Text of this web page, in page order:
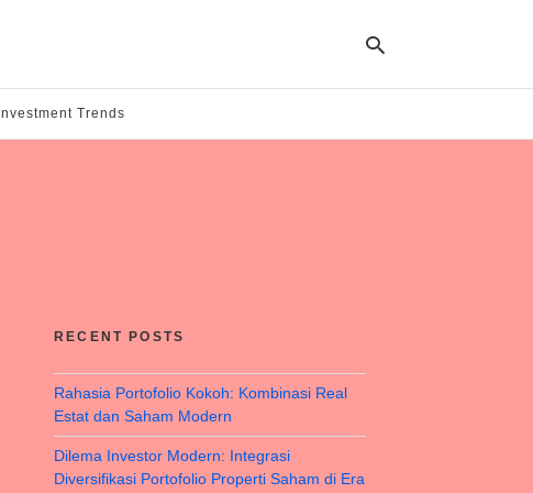
Investment Trends
RECENT POSTS
Rahasia Portofolio Kokoh: Kombinasi Real
Estat dan Saham Modern
Dilema Investor Modern: Integrasi
Diversifikasi Portofolio Properti Saham di Era